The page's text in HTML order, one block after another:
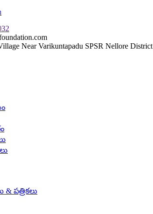
Near Varikuntapadu SPSR Nellore District
& పత్రికలు